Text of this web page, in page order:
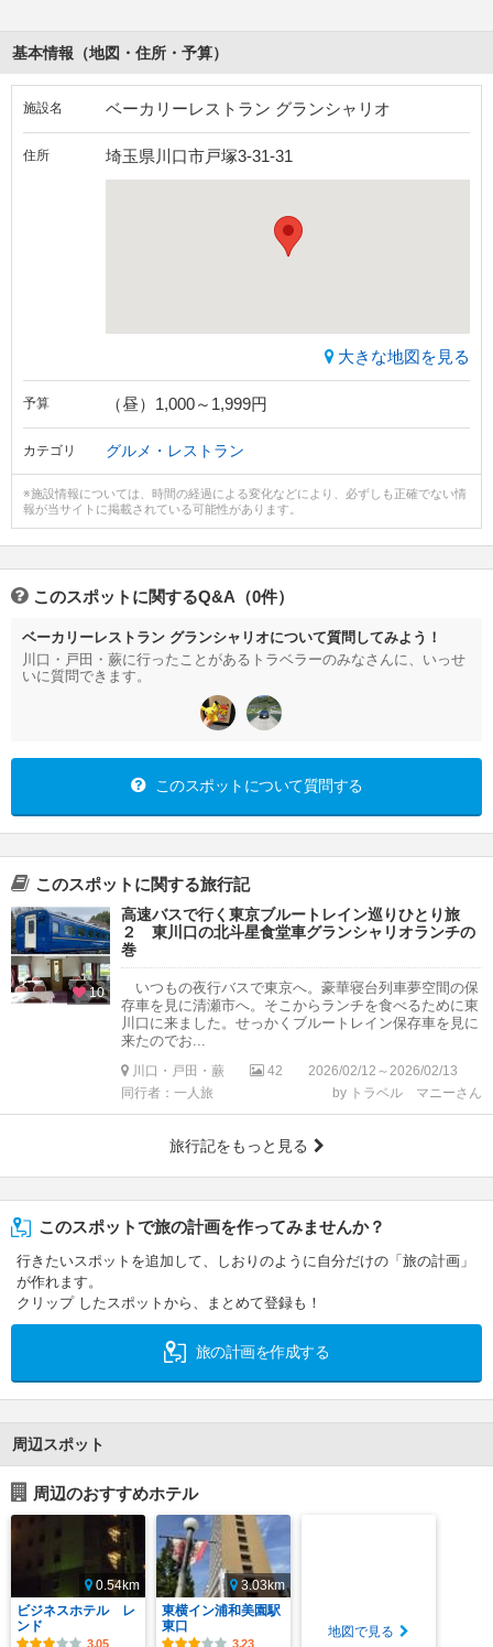
基本情報（地図・住所・予算）
施設名 ベーカリーレストラン グランシャリオ
住所 埼玉県川口市戸塚3-31-31
大きな地図を見る
予算 （昼）1,000～1,999円
カテゴリ グルメ・レストラン
※施設情報については、時間の経過による変化などにより、必ずしも正確でない情
報が当サイトに掲載されている可能性があります。
このスポットに関するQ&A（0件）
ベーカリーレストラン グランシャリオについて質問してみよう！
川口・戸田・蕨に行ったことがあるトラベラーのみなさんに、いっせ
いに質問できます。
このスポットについて質問する
このスポットに関する旅行記
10
高速バスで行く東京ブルートレイン巡りひとり旅
２ 東川口の北斗星食堂車グランシャリオランチの
巻
いつもの夜行バスで東京へ。豪華寝台列車夢空間の保
存車を見に清瀬市へ。そこからランチを食べるために東
川口に来ました。せっかくブルートレイン保存車を見に
来たのでお...
川口・戸田・蕨 42
2026/02/12～2026/02/13
同行者：一人旅
by トラベル マニーさん
旅行記をもっと見る
このスポットで旅の計画を作ってみませんか？
行きたいスポットを追加して、しおりのように自分だけの「旅の計画」
が作れます。
クリップ したスポットから、まとめて登録も！
旅の計画を作成する
周辺スポット
周辺のおすすめホテル
0.54km
ビジネスホテル レ
ンド
3.05
3.03km
東横イン浦和美園駅
東口
3.23
地図で見る